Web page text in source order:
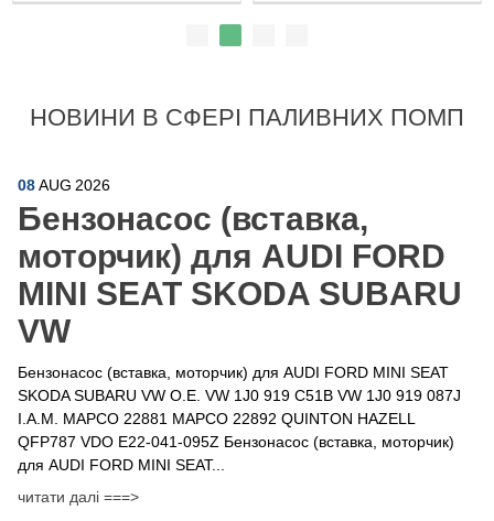
НОВИНИ В СФЕРІ ПАЛИВНИХ ПОМП
08AUG 2026
Бензонасос (вставка,
моторчик) для AUDI FORD
MINI SEAT SKODA SUBARU
VW
Бензонасос (вставка, моторчик) для AUDI FORD MINI SEAT
SKODA SUBARU VW O.E. VW 1J0 919 C51B VW 1J0 919 087J
I.A.M. MAPCO 22881 MAPCO 22892 QUINTON HAZELL
QFP787 VDO E22-041-095Z Бензонасос (вставка, моторчик)
для AUDI FORD MINI SEAT...
читати далі ===>